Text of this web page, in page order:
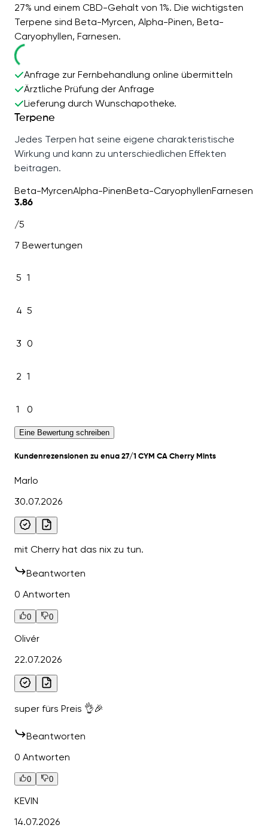
27% und einem CBD-Gehalt von 1%. Die wichtigsten
Terpene sind Beta-Myrcen, Alpha-Pinen, Beta-
Caryophyllen, Farnesen.
Anfrage zur Fernbehandlung online übermitteln
Ärztliche Prüfung der Anfrage
Lieferung durch Wunschapotheke.
Terpene
Jedes Terpen hat seine eigene charakteristische
Wirkung und kann zu unterschiedlichen Effekten
beitragen.
Beta-MyrcenAlpha-PinenBeta-CaryophyllenFarnesen
3.86
/5
7 Bewertungen
5 1
4 5
3 0
2 1
1 0
Eine Bewertung schreiben
Kundenrezensionen zu enua 27/1 CYM CA Cherry Mints
Marlo
30.07.2026
mit Cherry hat das nix zu tun.
Beantworten
0 Antworten
0 0
Olivér
22.07.2026
super fürs Preis 👌🎉
Beantworten
0 Antworten
0 0
KEVIN
14.07.2026